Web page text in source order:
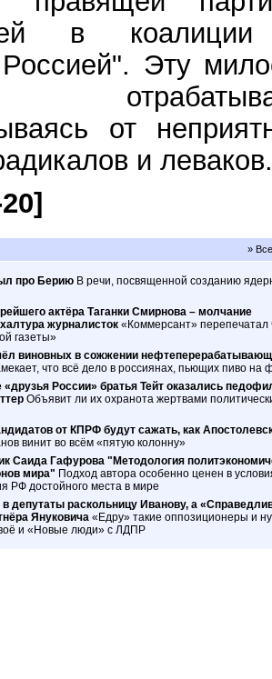
в
Эту
от
и леваков.
»
про Берию В речи, посвященной созданию
актёра Таганки Смирнова – молчание
журналисток «Коммерсант» перепечатал
газеты»
виновных в сожжении
что всё дело в россиянах, пьющих пиво на
«друзья России» братья Тейт оказались
Объявит ли их охранота жертвами
от КПРФ будут сажать, как
винит во всём «пятую колонну»
Саида Гафурова "Методология
мира" Подход автора особенно ценен в
РФ достойного места в мире
депутаты раскольницу Иванову, а
Януковича «Едру» такие оппозиционеры и
и «Новые люди» с ЛДПР